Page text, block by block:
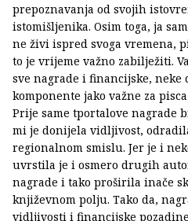
prepoznavanja od svojih
istomišljenika. Osim toga, ja
ne živi ispred svoga vremena,
to je vrijeme važno zabilježiti.
sve nagrade i financijske, neke
komponente jako važne za
Prije same tportalove nagrade
mi je donijela vidljivost,
regionalnom smislu. Jer je i
uvrstila je i osmero drugih
nagrade i tako proširila inače
književnom polju. Tako da,
vidljivosti i financijske